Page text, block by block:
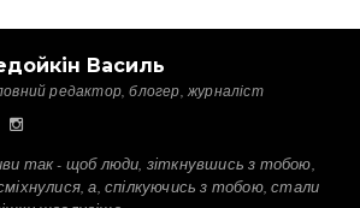
Василь
редактор, блогер, журналіст
так - щоб люди, зіткнувшись з тобою,
а, спілкуючись з тобою, стали